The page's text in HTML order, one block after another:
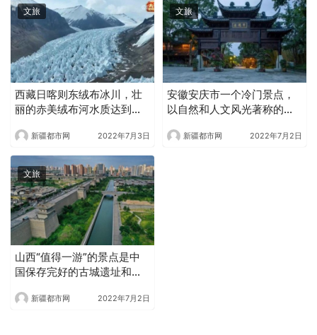
文旅
西藏日喀则东绒布冰川，壮
丽的赤美绒布河水质达到一
新疆都市网 2022年7月3日
文旅
安徽安庆市一个冷门景点，
以自然和人文风光著称的旅
新疆都市网 2022年7月2日
文旅
山西“值得一游”的景点是中
国保存完好的古城遗址和旅
新疆都市网 2022年7月2日